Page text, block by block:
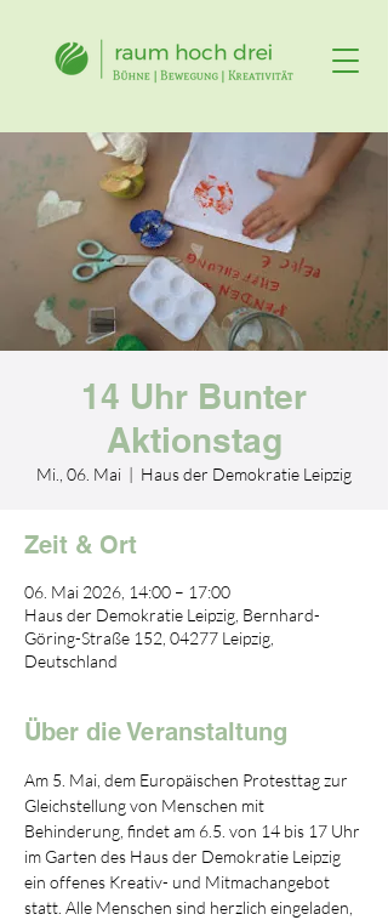
14 Uhr Bunter
Aktionstag
Mi., 06. Mai
  |
Haus der Demokratie Leipzig
Zeit & Ort
06. Mai 2026, 14:00 – 17:00
Haus der Demokratie Leipzig, Bernhard-
Göring-Straße 152, 04277 Leipzig,
Deutschland
Über die Veranstaltung
Am 5. Mai, dem Europäischen Protesttag zur
Gleichstellung von Menschen mit
Behinderung, findet am 6.5. von 14 bis 17 Uhr
im Garten des Haus der Demokratie Leipzig
ein offenes Kreativ- und Mitmachangebot
statt. Alle Menschen sind herzlich eingeladen,